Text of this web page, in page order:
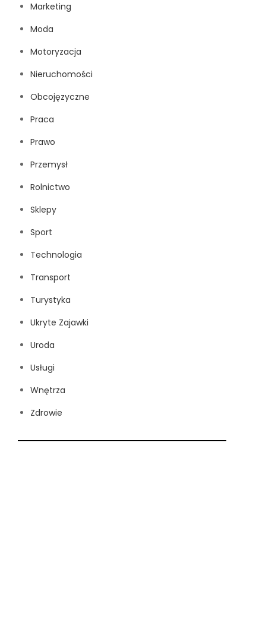
Marketing
Moda
Motoryzacja
Nieruchomości
Obcojęzyczne
Praca
Prawo
Przemysł
Rolnictwo
Sklepy
Sport
Technologia
Transport
Turystyka
Ukryte Zajawki
Uroda
Usługi
Wnętrza
Zdrowie